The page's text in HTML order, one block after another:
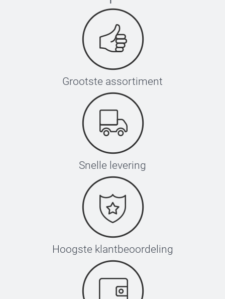
Grootste assortiment
Snelle levering
Hoogste klantbeoordeling